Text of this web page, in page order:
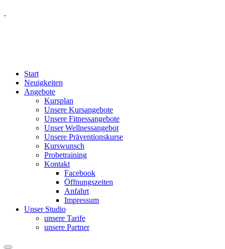
Start
Neuigkeiten
Angebote
Kursplan
Unsere Kursangebote
Unsere Fitnessangebote
Unser Wellnessangebot
Unsere Präventionskurse
Kurswunsch
Probetraining
Kontakt
Facebook
Öffnungszeiten
Anfahrt
Impressum
Unser Studio
unsere Tarife
unsere Partner